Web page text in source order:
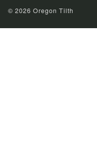
© 2026 Oregon Tilth